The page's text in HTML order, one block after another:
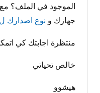
الموجود في الملف؟
جهازك و نوع اصدارك ل Office
منتظرة اجابتك كي
خالص تحياتي
هيشوو